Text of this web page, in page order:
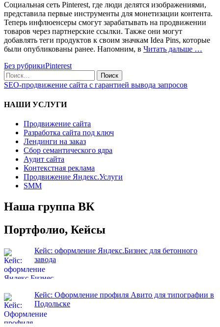
Социальная сеть Pinterest, где люди делятся изображениями,
представила первые инструменты для монетизации контента.
Теперь инфлюенсеры смогут зарабатывать на продвижении
товаров через партнерские ссылки. Также они могут
добавлять теги продуктов к своим значкам Idea Pins, которые
были опубликованы ранее. Напомним, в Читать дальше …
Без рубрикиPinterest
Поиск
по:
SEO-продвижение сайта с гарантией вывода запросов
НАШИ УСЛУГИ
Продвижение сайта
Разработка сайта под ключ
Лендинги на заказ
Сбор семантического ядра
Аудит сайта
Контекстная реклама
Продвижение Яндекс.Услуги
SMM
Наша группа ВК
Портфолио, Кейсы
Кейс: оформление Яндекс.Бизнес для бетонного
завода
Кейс: Оформление профиля Авито для типографии в
Подольске